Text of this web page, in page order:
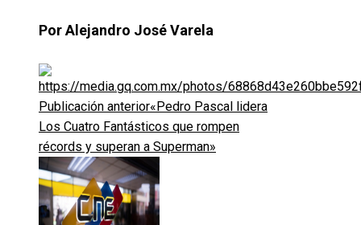
Por Alejandro José Varela
Publicación anterior«Pedro Pascal lidera
Los Cuatro Fantásticos que rompen
récords y superan a Superman»